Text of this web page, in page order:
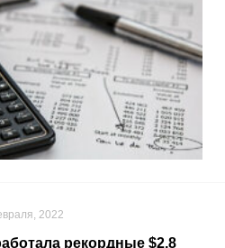
2022
рекордные $2,8